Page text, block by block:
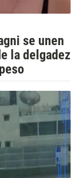
se unen
la delgadez